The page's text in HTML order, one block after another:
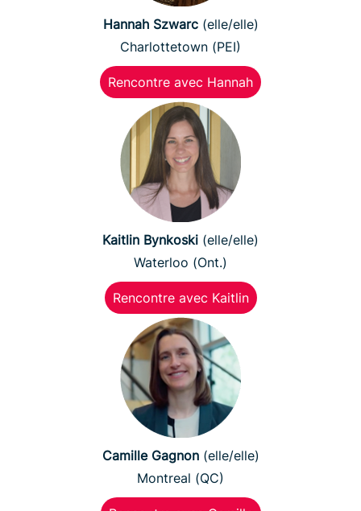
Hannah Szwarc(elle/elle)
Charlottetown (PEI)
Rencontre avec Hannah
Kaitlin Bynkoski (elle/elle)
Waterloo (Ont.)
Rencontre avec Kaitlin
Camille Gagnon(elle/elle)
Montreal (QC)